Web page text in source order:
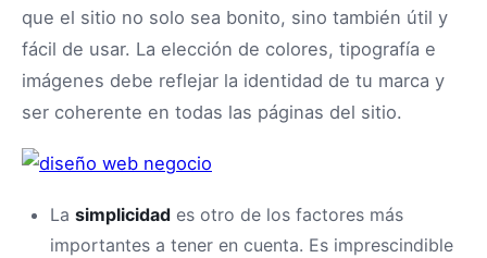
que el sitio no solo sea bonito, sino también útil y
fácil de usar. La elección de colores, tipografía e
imágenes debe reflejar la identidad de tu marca y
ser coherente en todas las páginas del sitio.
La simplicidad es otro de los factores más
importantes a tener en cuenta. Es imprescindible